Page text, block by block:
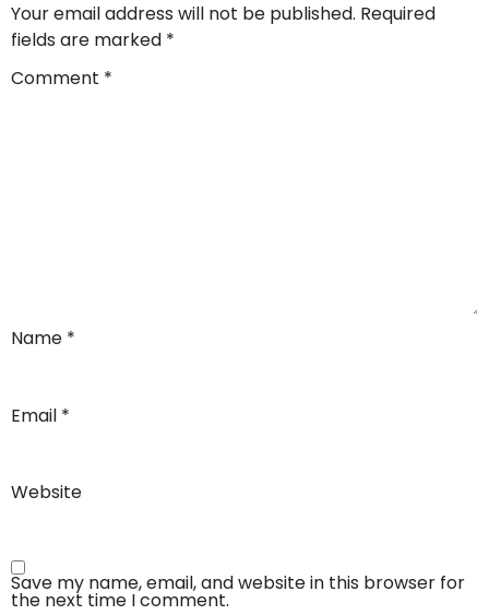
Your email address will not be published. Required
fields are marked *
Comment *
Name *
Email *
Website
Save my name, email, and website in this browser for
the next time I comment.